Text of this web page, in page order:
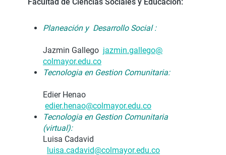
Planeación y Desarrollo Social :
Jazmin Gallego jazmin.gallego@
colmayor.edu.co
Tecnologia en Gestion Comunitaria:
Edier Henao
edier.henao@colmayor.edu.co
Tecnologia en Gestion Comunitaria
(virtual):
Luisa Cadavid
luisa.cadavid@colmayor.edu.co